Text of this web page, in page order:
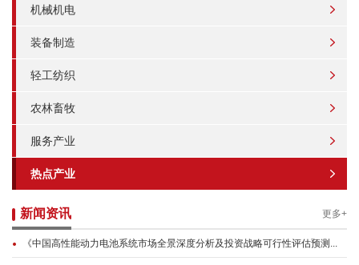
机械机电
装备制造
轻工纺织
农林畜牧
服务产业
热点产业
新闻资讯 更多+
《中国高性能动力电池系统市场全景深度分析及投资战略可行性评估预测...